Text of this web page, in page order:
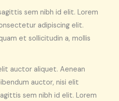
sem nibh id elit. Lorem
adipiscing elit.
et sollicitudin a, mollis
auctor aliquet. Aenean
auctor, nisi elit
sem nibh id elit. Lorem